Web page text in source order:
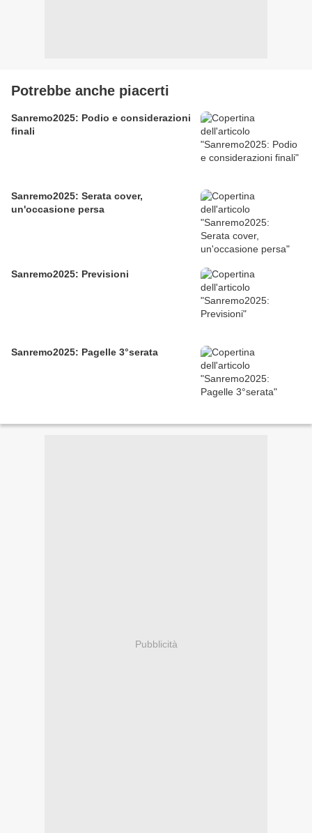
Potrebbe anche piacerti
Sanremo2025: Podio e considerazioni
finali
Sanremo2025: Serata cover,
un'occasione persa
Sanremo2025: Previsioni
Sanremo2025: Pagelle 3°serata
Pubblicità